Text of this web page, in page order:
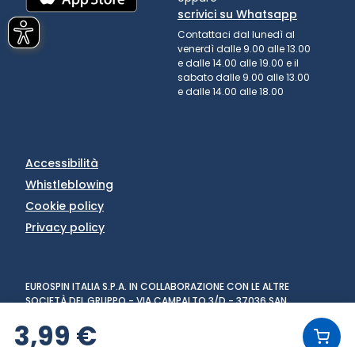
3,99 €
scrivici su Whatsapp
Contattaci dal lunedì al
venerdì dalle 9.00 alle 13.00
e dalle 14.00 alle 19.00 e il
sabato dalle 9.00 alle 13.00
e dalle 14.00 alle 18.00
Accessibilità
Whistleblowing
Cookie policy
Privacy policy
EUROSPIN ITALIA S.P.A. IN COLLABORAZIONE CON LE ALTRE
SOCIETÀ DEL GRUPPO - VIA CAMPALTO 3/D - 37036 SAN
MARTINO BUON ALBERGO (VR) - FAX +39 045 8782333 - PARTITA
IVA 02536510239
VERSIONE: 1.6.0